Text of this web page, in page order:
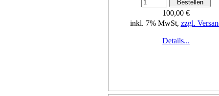
100,00 €
inkl. 7% MwSt, zzgl.
Details...